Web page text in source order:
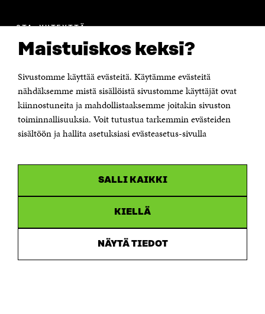
Maistuiskos keksi?
Sivustomme käyttää evästeitä. Käytämme evästeitä
nähdäksemme mistä sisällöistä sivustomme käyttäjät ovat
kiinnostuneita ja mahdollistaaksemme joitakin sivuston
toiminnallisuuksia. Voit tutustua tarkemmin evästeiden
sisältöön ja hallita asetuksiasi evästeasetus-sivulla
SALLI KAIKKI
KIELLÄ
NÄYTÄ TIEDOT
OTA YHTEYTTÄ
Itämerenkatu 11-13, PL 160,
00181 Helsinki
Puhelin +358 294 618 991
Sähköpostiosoite
Saapumisohjeet
Y-tunnus 0202132-3
uudessa
ikkunassaInstagram